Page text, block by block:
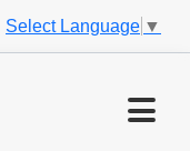
Select Language ▼